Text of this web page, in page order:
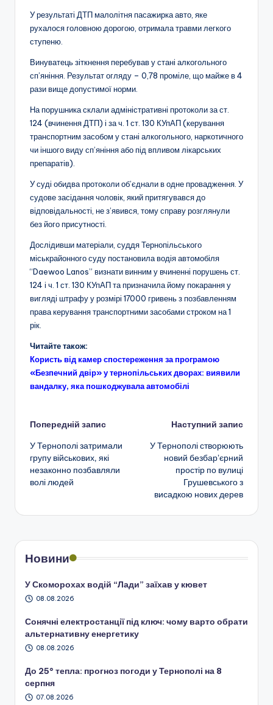
У результаті ДТП малолітня пасажирка авто, яке
рухалося головною дорогою, отримала травми легкого
ступеню.
Винуватець зіткнення перебував у стані алкогольного
сп’яніння. Результат огляду – 0,78 проміле, що майже в 4
рази вище допустимої норми.
На порушника склали адміністративні протоколи за ст.
124 (вчинення ДТП) і за ч. 1 ст. 130 КУпАП (керування
транспортним засобом у стані алкогольного, наркотичного
чи іншого виду сп’яніння або під впливом лікарських
препаратів).
У суді обидва протоколи об’єднали в одне провадження. У
судове засідання чоловік, який притягувався до
відповідальності, не з’явився, тому справу розглянули
без його присутності.
Дослідивши матеріали, суддя Тернопільського
міськрайонного суду постановила водія автомобіля
“Daewoo Lanos” визнати винним у вчиненні порушень ст.
124 і ч. 1 ст. 130 КУпАП та призначила йому покарання у
вигляді штрафу у розмірі 17000 гривень з позбавленням
права керування транспортними засобами строком на 1
рік.
Читайте також:
Користь від камер спостереження за програмою
«Безпечний двір» у тернопільських дворах: виявили
вандалку, яка пошкоджувала автомобілі
Навігація
по
запису
Попередній запис
У Тернополі затримали
групу військових, які
незаконно позбавляли
волі людей
Наступний запис
У Тернополі створюють
новий безбарʼєрний
простір по вулиці
Грушевського з
висадкою нових дерев
Новини
У Скоморохах водій “Лади” заїхав у кювет
08.08.2026
Сонячні електростанції під ключ: чому варто обрати
альтернативну енергетику
08.08.2026
До 25° тепла: прогноз погоди у Тернополі на 8
серпня
07.08.2026